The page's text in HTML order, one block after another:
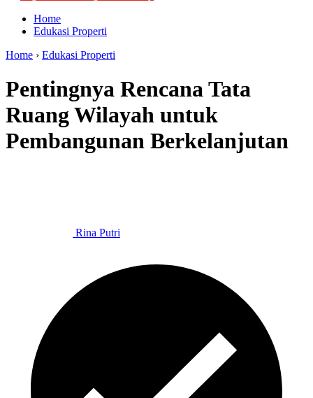
Home
Edukasi Properti
Home › Edukasi Properti
Pentingnya Rencana Tata
Ruang Wilayah untuk
Pembangunan Berkelanjutan
Rina Putri